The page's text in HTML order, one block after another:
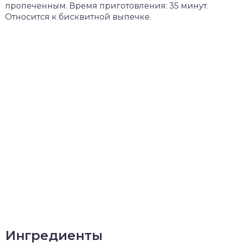
пропеченным. Время приготовления: 35 минут.
Относится к бисквитной выпечке.
Ингредиенты